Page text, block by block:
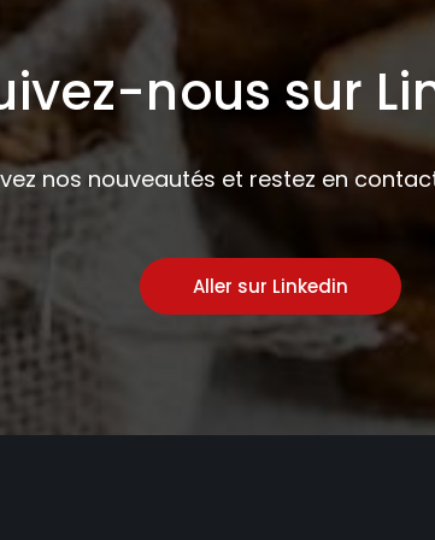
nous sur
nos nouveautés et restez en
Aller sur Linkedin